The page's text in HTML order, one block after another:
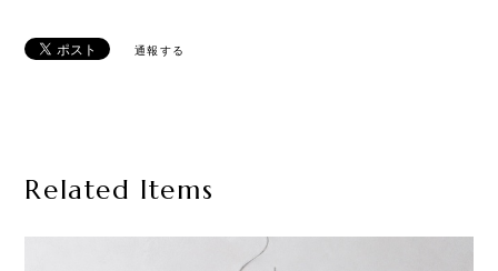
通報する
Related Items